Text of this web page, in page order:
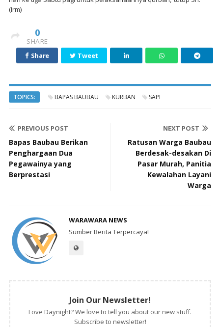
(Irm)
0
SHARE
Share
Tweet
TOPICS: BAPAS BAUBAU KURBAN SAPI
PREVIOUS POST
Bapas Baubau Berikan
Penghargaan Dua
Pegawainya yang
Berprestasi
NEXT POST
Ratusan Warga Baubau
Berdesak-desakan Di
Pasar Murah, Panitia
Kewalahan Layani
Warga
WARAWARA NEWS
Sumber Berita Terpercaya!
Join Our Newsletter!
Love Daynight? We love to tell you about our new stuff.
Subscribe to newsletter!